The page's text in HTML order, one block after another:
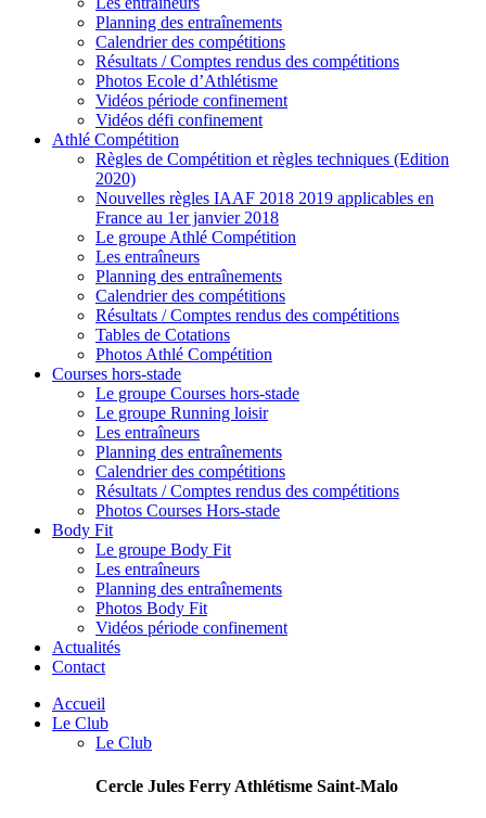
Planning des entraînements
Calendrier des compétitions
Résultats / Comptes rendus des compétitions
Photos Ecole d’Athlétisme
Vidéos période confinement
Vidéos défi confinement
Athlé Compétition
Règles de Compétition et règles techniques (Edition
2020)
Nouvelles règles IAAF 2018 2019 applicables en
France au 1er janvier 2018
Le groupe Athlé Compétition
Les entraîneurs
Planning des entraînements
Calendrier des compétitions
Résultats / Comptes rendus des compétitions
Tables de Cotations
Photos Athlé Compétition
Courses hors-stade
Le groupe Courses hors-stade
Le groupe Running loisir
Les entraîneurs
Planning des entraînements
Calendrier des compétitions
Résultats / Comptes rendus des compétitions
Photos Courses Hors-stade
Body Fit
Le groupe Body Fit
Les entraîneurs
Planning des entraînements
Photos Body Fit
Vidéos période confinement
Actualités
Contact
Accueil
Le Club
Le Club
Cercle Jules Ferry Athlétisme Saint-Malo